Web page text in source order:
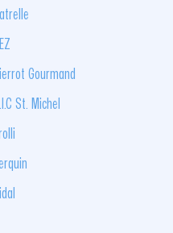
Gourmand
St. Michel